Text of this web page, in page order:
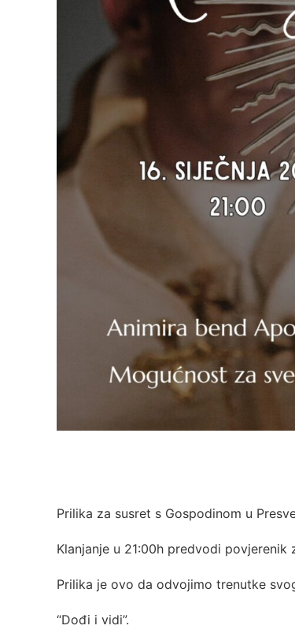
Prilika za susret s Gospodinom u
Klanjanje u 21:00h predvodi
Prilika je ovo da odvojimo trenutke
“Dođi i vidi”.